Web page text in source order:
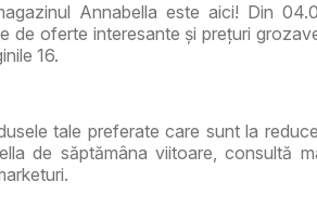
Annabella este aici! Din
de oferte interesante și prețuri
16.
tale preferate care sunt la
de săptămâna viitoare, consultă